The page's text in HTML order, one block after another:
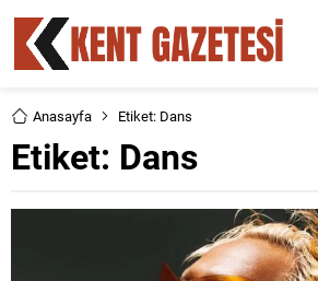
Anasayfa Etiket: Dans
Etiket: Dans